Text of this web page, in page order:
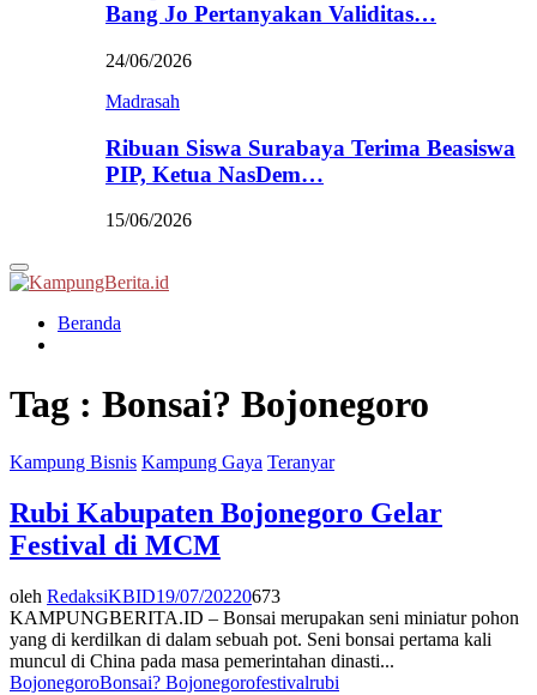
Bang Jo Pertanyakan Validitas…
24/06/2026
Madrasah
Ribuan Siswa Surabaya Terima Beasiswa
PIP, Ketua NasDem…
15/06/2026
Primary
Menu
Beranda
Tag : Bonsai? Bojonegoro
Kampung Bisnis Kampung Gaya Teranyar
Rubi Kabupaten Bojonegoro Gelar
Festival di MCM
oleh RedaksiKBID19/07/20220673
KAMPUNGBERITA.ID – Bonsai merupakan seni miniatur pohon
yang di kerdilkan di dalam sebuah pot. Seni bonsai pertama kali
muncul di China pada masa pemerintahan dinasti...
BojonegoroBonsai? Bojonegorofestivalrubi